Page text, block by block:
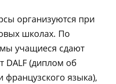
организуются при
школах. По
учащиеся сдают
DALF (диплом об
французского языка),